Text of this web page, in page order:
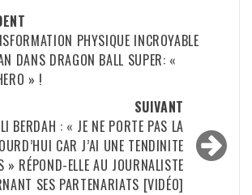
PHYSIQUE INCROYABLE
DANS DRAGON BALL SUPER: «
» !
SUIVANT
BERDAH : « JE NE PORTE PAS LA
CAR J’AI UNE TENDINITE
» RÉPOND-ELLE AU JOURNALISTE
SES PARTENARIATS [VIDÉO]